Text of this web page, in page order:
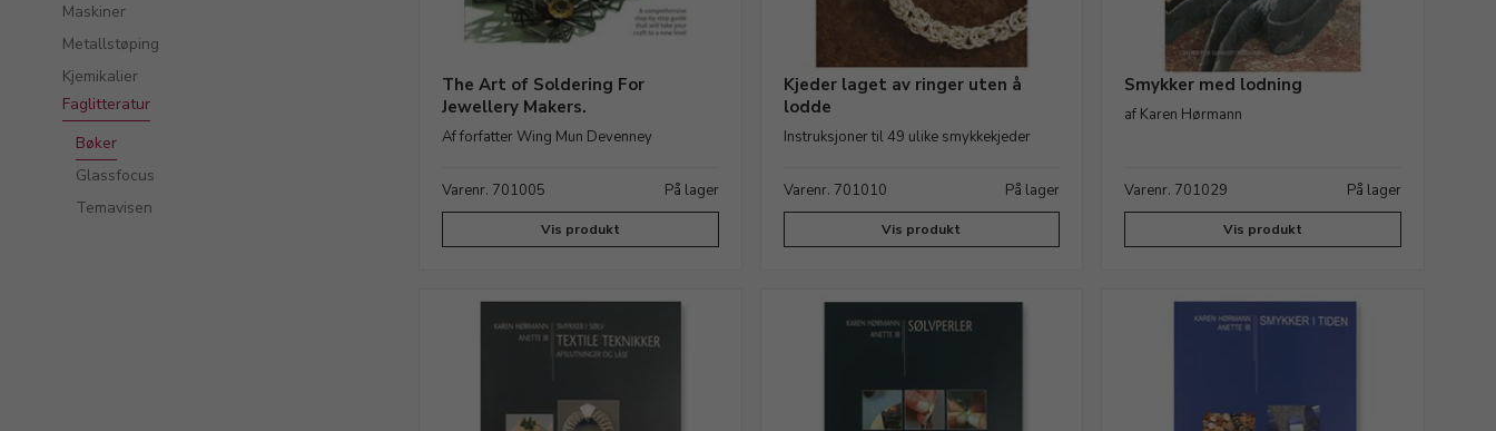
Maskiner
Metallstøping
Kjemikalier
Faglitteratur
Bøker
Glassfocus
Temavisen
The Art of Soldering For
Jewellery Makers.
Af forfatter Wing Mun Devenney
Varenr. 701005 På lager
Vis produkt
Kjeder laget av ringer uten å
lodde
Instruksjoner til 49 ulike smykkekjeder
Varenr. 701010 På lager
Vis produkt
Smykker med lodning
af Karen Hørmann
Varenr. 701029 På lager
Vis produkt